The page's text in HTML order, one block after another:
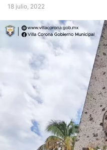
18 julio, 2022